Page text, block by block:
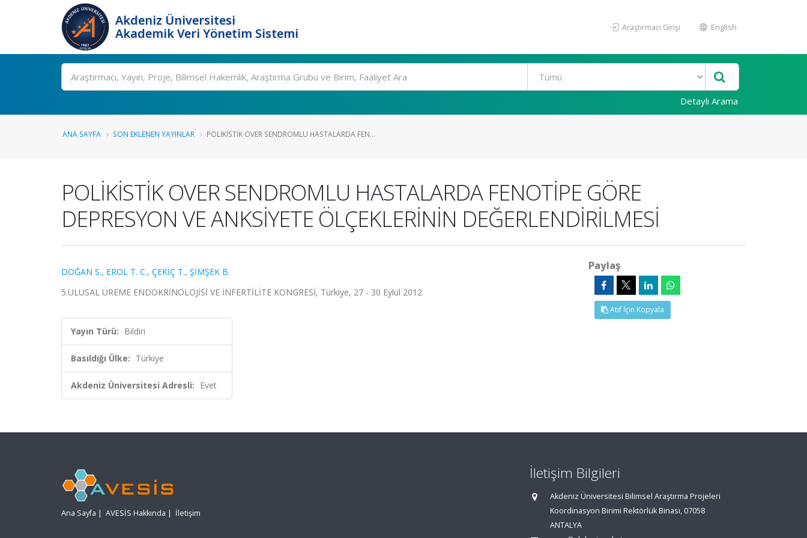
Akdeniz Üniversitesi
Akademik Veri Yönetim Sistemi
Araştırmacı Girişi English
Ara
Detaylı Arama
ANA SAYFA SON EKLENEN YAYINLAR POLİKİSTİK OVER SENDROMLU HASTALARDA FEN...
POLİKİSTİK OVER SENDROMLU HASTALARDA FENOTİPE GÖRE
DEPRESYON VE ANKSİYETE ÖLÇEKLERİNİN DEĞERLENDİRİLMESİ
DOĞAN S., EROL T. C., ÇEKİÇ T., ŞİMŞEK B.
5.ULUSAL ÜREME ENDOKRİNOLOJİSİ VE İNFERTİLİTE KONGRESİ, Türkiye, 27 - 30 Eylül 2012
Yayın Türü: Bildiri
Basıldığı Ülke: Türkiye
Akdeniz Üniversitesi Adresli: Evet
Paylaş
Atıf İçin Kopyala
Ana Sayfa | AVESİS Hakkında | İletişim
İletişim Bilgileri
Akdeniz Üniversitesi Bilimsel Araştırma Projeleri
Koordinasyon Birimi Rektörlük Binası, 07058
ANTALYA